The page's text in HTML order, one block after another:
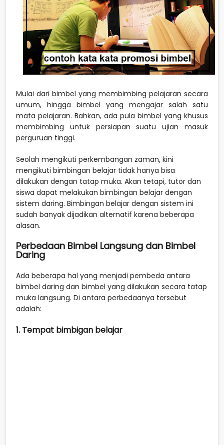
Mulai dari bimbel yang membimbing pelajaran secara
umum, hingga bimbel yang mengajar salah satu
mata pelajaran. Bahkan, ada pula bimbel yang khusus
membimbing untuk persiapan suatu ujian masuk
perguruan tinggi.
Seolah mengikuti perkembangan zaman, kini
mengikuti bimbingan belajar tidak hanya bisa
dilakukan dengan tatap muka. Akan tetapi, tutor dan
siswa dapat melakukan bimbingan belajar dengan
sistem daring. Bimbingan belajar dengan sistem ini
sudah banyak dijadikan alternatif karena beberapa
alasan.
Perbedaan Bimbel Langsung dan Bimbel
Daring
Ada beberapa hal yang menjadi pembeda antara
bimbel daring dan bimbel yang dilakukan secara tatap
muka langsung. Di antara perbedaanya tersebut
adalah:
1. Tempat bimbigan belajar